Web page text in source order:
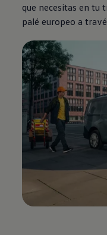
que necesitas en tu
palé europeo a